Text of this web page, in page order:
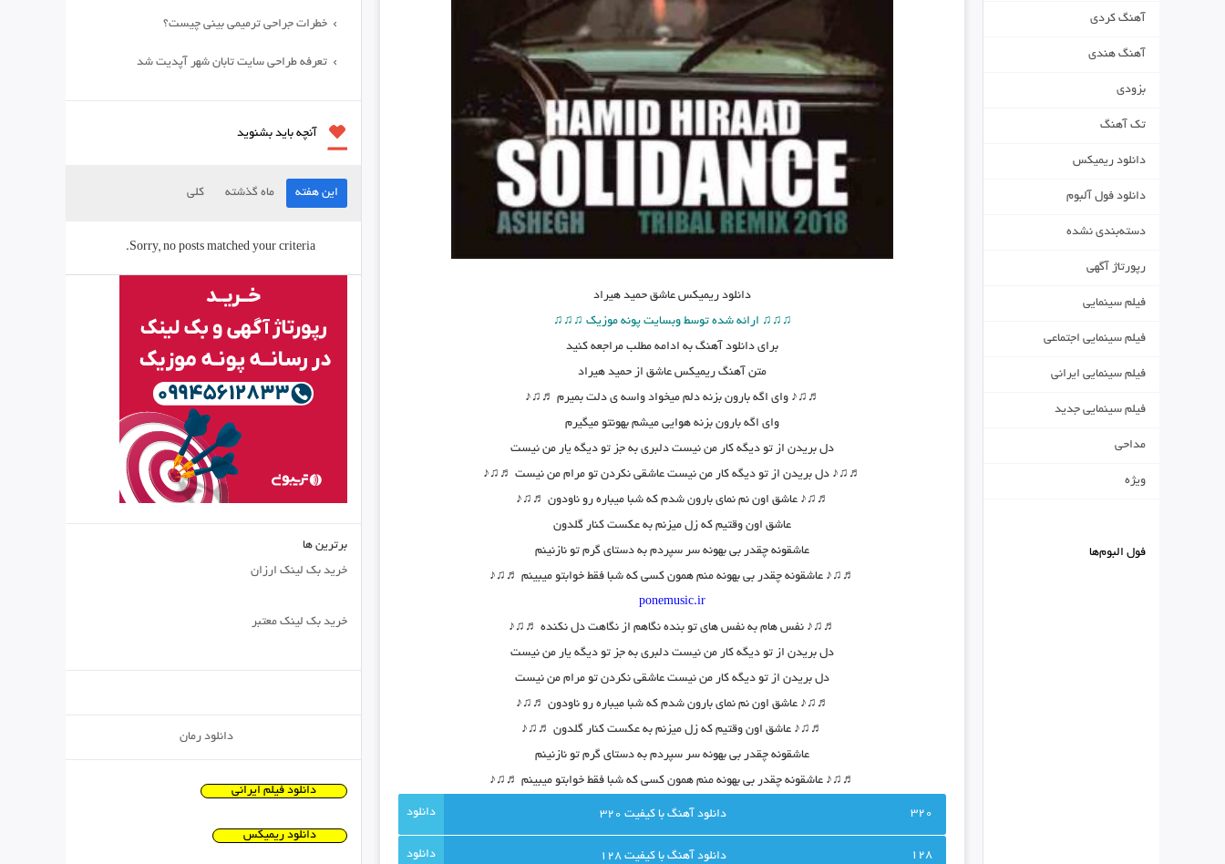
دانلود ریمیکس عاشق حمید هیراد
♫♫♫ ارائه شده توسط وبسایت پونه موزیک ♫♫♫
برای دانلود آهنگ به ادامه مطلب مراجعه کنید
متن آهنگ ریمیکس عاشق از حمید هیراد
♬♫♪ وای اگه بارون بزنه دلم میخواد واسه ی دلت بمیرم ♬♫♪
وای اگه بارون بزنه هوایی میشم بهونتو میگیرم
دل بریدن از تو دیگه کار من نیست دلبری به جز تو دیگه یار من نیست
♬♫♪ دل بریدن از تو دیگه کار من نیست عاشقی نکردن تو مرام من نیست ♬♫♪
♬♫♪ عاشق اون نم نمای بارون شدم که شبا میباره رو ناودون ♬♫♪
عاشق اون وقتیم که زل میزنم به عکست کنار گلدون
عاشقونه چقدر بی بهونه سر سپردم به دستای گرم تو نازنینم
♬♫♪ عاشقونه چقدر بی بهونه منم همون کسی که شبا فقط خوابتو میبینم ♬♫♪
ponemusic.ir
♬♫♪ نفس هام به نفس های تو بنده نگاهم از نگاهت دل نکنده ♬♫♪
دل بریدن از تو دیگه کار من نیست دلبری به جز تو دیگه یار من نیست
دل بریدن از تو دیگه کار من نیست عاشقی نکردن تو مرام من نیست
♬♫♪ عاشق اون نم نمای بارون شدم که شبا میباره رو ناودون ♬♫♪
♬♫♪ عاشق اون وقتیم که زل میزنم به عکست کنار گلدون ♬♫♪
عاشقونه چقدر بی بهونه سر سپردم به دستای گرم تو نازنینم
♬♫♪ عاشقونه چقدر بی بهونه منم همون کسی که شبا فقط خوابتو میبینم ♬♫♪
320 دانلود آهنگ با کيفيت 320
128 دانلود آهنگ با کيفيت 128
آهنگ کردی
آهنگ هندی
بزودی
تک آهنگ
دانلود ریمیکس
دانلود فول آلبوم
دسته‌بندی نشده
رپورتاژ آگهی
فیلم سینمایی
فیلم سینمایی اجتماعی
فیلم سینمایی ایرانی
فیلم سینمایی جدید
مداحی
ویژه
فول البوم‌ها
خطرات جراحی ترمیمی بینی چیست؟
تعرفه طراحی سایت تابان شهر آپدیت شد
آنچه باید بشنوید
این هفته ماه گذشته کلی
Sorry, no posts matched your criteria.
برترین ها
خرید بک لینک ارزان
خرید بک لینک معتبر
دانلود رمان
دانلود فیلم ایرانی
دانلود ریمیکس